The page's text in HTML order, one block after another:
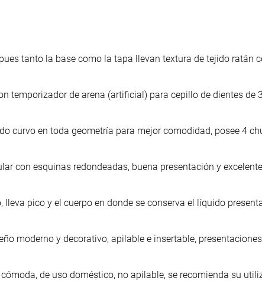
tanto la base como la tapa llevan textura de tejido ratán
temporizador de arena (artificial) para cepillo de dientes de
curvo en toda geometría para mejor comodidad, posee 4
con esquinas redondeadas, buena presentación y
pico y el cuerpo en donde se conserva el líquido
moderno y decorativo, apilable e insertable,
de uso doméstico, no apilable, se recomienda su